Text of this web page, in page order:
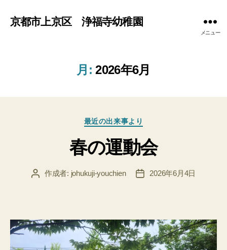
京都市上京区 浄福寺幼稚園
メニュー
月: 2026年6月
カ
ゴ
リ
最近の出来事より
春の運動会
投 作成者: johukuji-youchien
投
2026年6月4日